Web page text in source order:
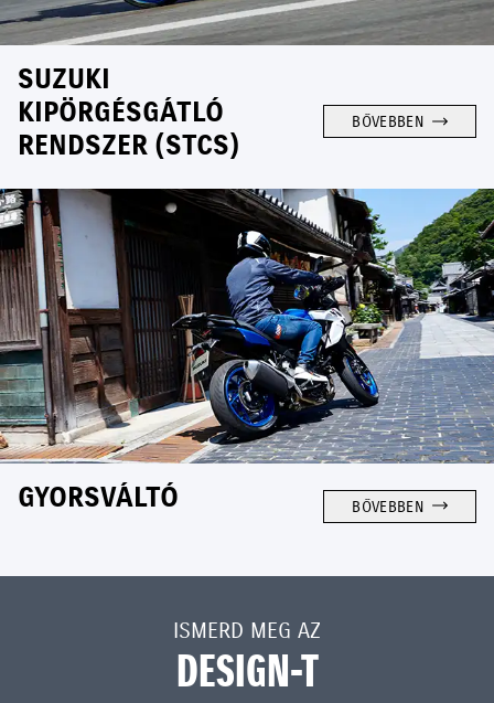
SUZUKI
KIPÖRGÉSGÁTLÓ
RENDSZER (STCS)
BŐVEBBEN
GYORSVÁLTÓ BŐVEBBEN
ISMERD MEG AZ
DESIGN-T